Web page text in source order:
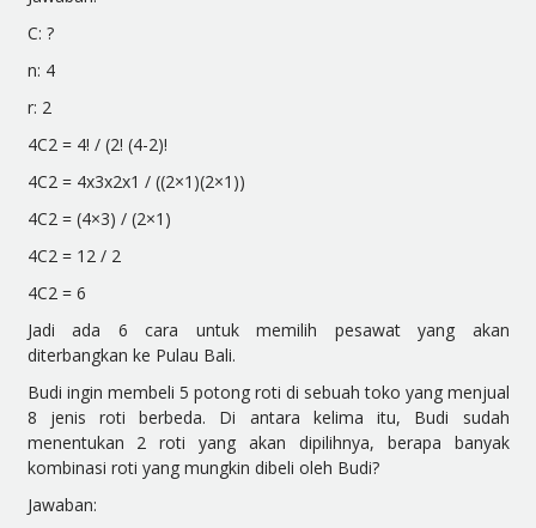
C: ?
n: 4
r: 2
4C2= 4! / (2! (4-2)!
4C2 = 4x3x2x1 / ((2×1)(2×1))
4C2 = (4×3) / (2×1)
4C2 = 12 / 2
4C2 = 6
Jadi ada 6 cara untuk memilih pesawat yang akan
diterbangkan ke Pulau Bali.
Budi ingin membeli 5 potong roti di sebuah toko yang menjual
8 jenis roti berbeda. Di antara kelima itu, Budi sudah
menentukan 2 roti yang akan dipilihnya, berapa banyak
kombinasi roti yang mungkin dibeli oleh Budi?
Jawaban: